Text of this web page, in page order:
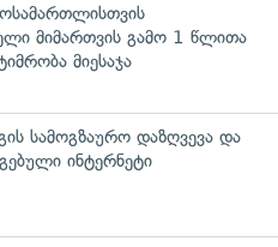
მიმართვის გამო 1 წლითა
მიესაჯა
სამოგზაურო დაზღვევა და
ინტერნეტი